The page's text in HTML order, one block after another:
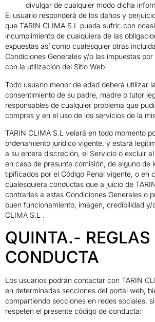
divulgar de cualquier modo dicha
El usuario responderá de los daños y
que TARIN CLIMA S.L pueda sufrir, con
incumplimiento de cualquiera de las
expuestas así como cualesquier otras
Condiciones Generales y/o las impuestas
con la utilización del Sitio Web.
Todo usuario menor de edad deberá utilizar
consentimiento de su padre, madre o tutor
responsables de cualquier problema que
compras y en el uso de los servicios de la
TARIN CLIMA S.L velará en todo momento
ordenamiento jurídico vigente, y estará
a su entera discreción, el Servicio o excluir
en caso de presunta comisión, de alguno de
tipificados por el Código Penal vigente, o en
cualesquiera conductas que a juicio de
contrarias a estas Condiciones Generales o
buen funcionamiento, imagen, credibilidad y/
CLIMA S.L .
QUINTA.- REGLAS
CONDUCTA
Los usuarios podrán contactar con TARIN
en determinadas secciones del portal web,
compartiendo secciones en redes sociales,
respeten el presente código de conducta: